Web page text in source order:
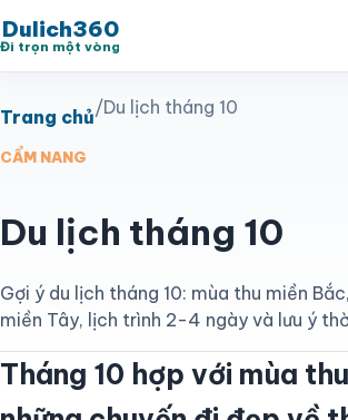
Dulich360
Đi trọn một vòng
Trang chủ/Du lịch tháng 10
CẨM NANG
Du lịch tháng 10
Gợi ý du lịch tháng 10: mùa thu miền
miền Tây, lịch trình 2-4 ngày và lưu ý
Tháng 10 hợp với mùa